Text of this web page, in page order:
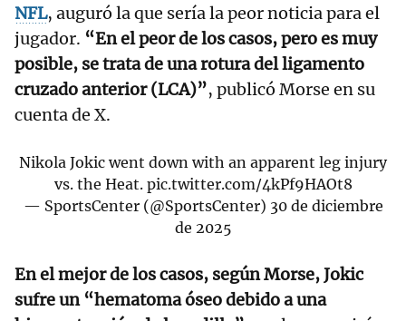
NFL, auguró la que sería la peor noticia para el
jugador. “En el peor de los casos, pero es muy
posible, se trata de una rotura del ligamento
cruzado anterior (LCA)”, publicó Morse en su
cuenta de X.
Nikola Jokic went down with an apparent leg injury
vs. the Heat. pic.twitter.com/4kPf9HAOt8
— SportsCenter (@SportsCenter) 30 de diciembre
de 2025
En el mejor de los casos, según Morse, Jokic
sufre un “hematoma óseo debido a una